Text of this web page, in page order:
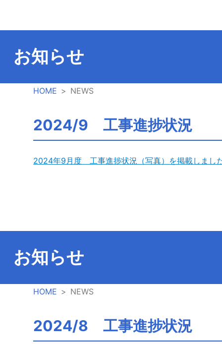
お知らせ
HOME NEWS
2024/9 工事進捗状況
2024年9月度 工事進捗状況（写真）を掲載しまし
お知らせ
HOME NEWS
2024/8 工事進捗状況